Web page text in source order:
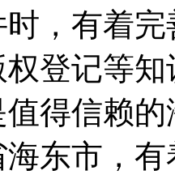
，有着
登记等
得信赖
东市，